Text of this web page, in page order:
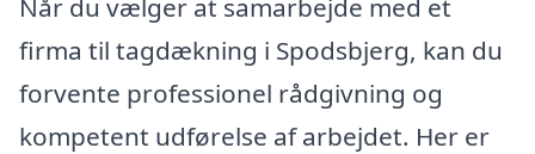
firma til tagdækning i Spodsbjerg, kan du
forvente professionel rådgivning og
kompetent udførelse af arbejdet. Her er